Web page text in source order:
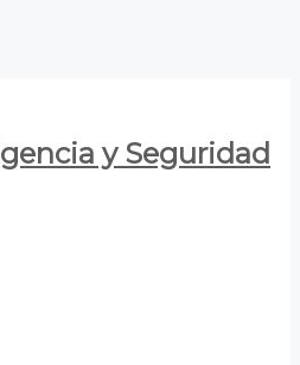
y Seguridad